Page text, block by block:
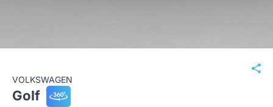
VOLKSWAGEN
Golf